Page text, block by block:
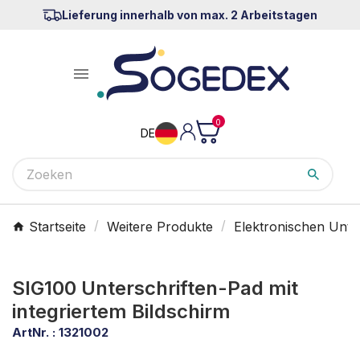
Lieferung innerhalb von max. 2 Arbeitstagen

DE
0
Startseite Weitere Produkte Elektronischen
SIG100 Unterschriften-Pad mit
integriertem Bildschirm
ArtNr. : 1321002